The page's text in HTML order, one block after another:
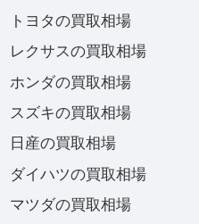
トヨタの買取相場
レクサスの買取相場
ホンダの買取相場
スズキの買取相場
日産の買取相場
ダイハツの買取相場
マツダの買取相場